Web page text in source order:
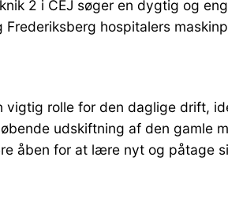
2 i CEJ søger en dygtig og
hospitalers
vigtig rolle for den daglige drift,
udskiftning af den gamle
åben for at lære nyt og påtage